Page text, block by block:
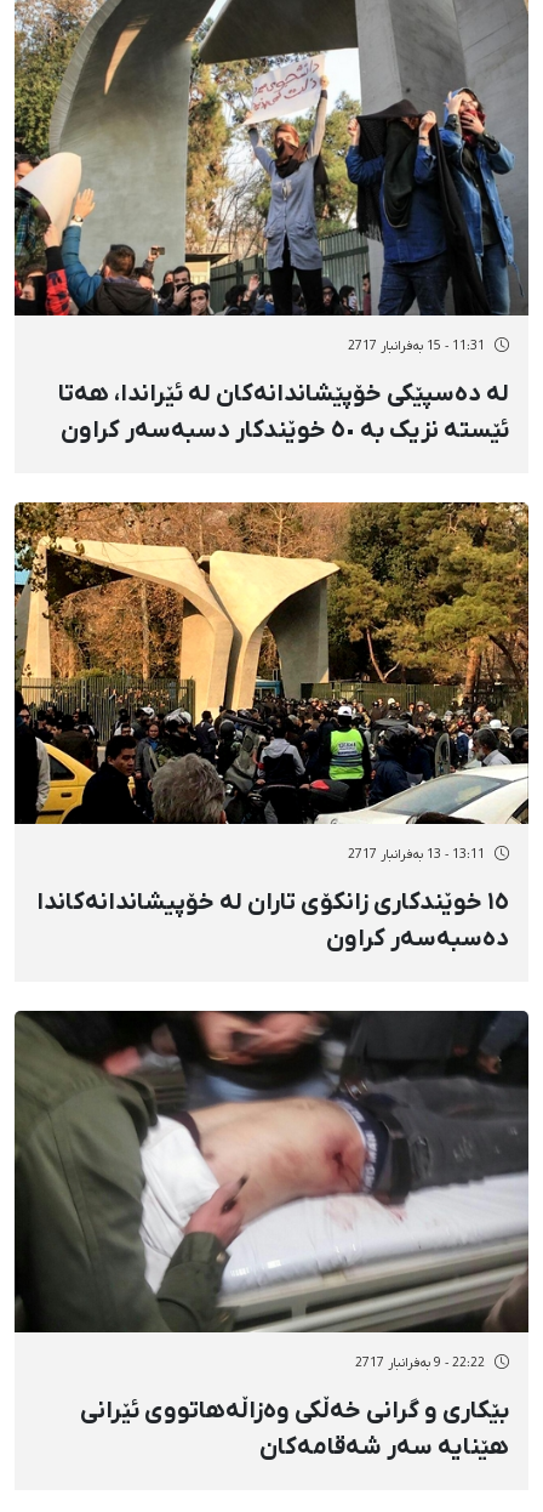
11:31 - 15 بەفرانبار 2717
لە دەسپێکی خۆپێشاندانەکان لە ئێراندا، هەتا
ئێستە نزیک بە ٥٠ خوێندکار دسبەسەر کراون
13:11 - 13 بەفرانبار 2717
١٥ خوێندکاری زانکۆی تاران لە خۆپیشاندانەکاندا
دەسبەسەر کراون
22:22 - 9 بەفرانبار 2717
بێکاری و گرانی خەڵکی وەزاڵەهاتووی ئێرانی
هێنایە سەر شەقامەکان